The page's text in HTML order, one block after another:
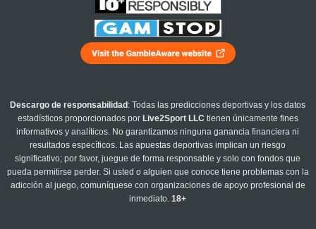
Descargo de responsabilidad : Todas las predicciones deportivas y los datos
estadísticos proporcionados por Live2Sport LLC tienen únicamente fines
informativos y analíticos. No garantizamos ninguna ganancia financiera ni
resultados específicos. Las apuestas deportivas implican un riesgo
significativo; por favor, juegue de forma responsable y solo con fondos que
pueda permitirse perder. Si usted o alguien que conoce tiene problemas con la
adicción al juego, comuníquese con organizaciones de apoyo profesional de
inmediato.18+